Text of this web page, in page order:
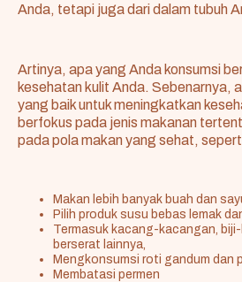
Anda, tetapi juga dari dalam tubuh
Artinya, apa yang Anda konsumsi
kesehatan kulit Anda. Sebenarnya,
yang baik untuk meningkatkan
berfokus pada jenis makanan
pada pola makan yang sehat,
Makan lebih banyak buah dan
Pilih produk susu bebas lemak
Termasuk kacang-kacangan,
berserat lainnya,
Mengkonsumsi roti gandum dan
Membatasi permen